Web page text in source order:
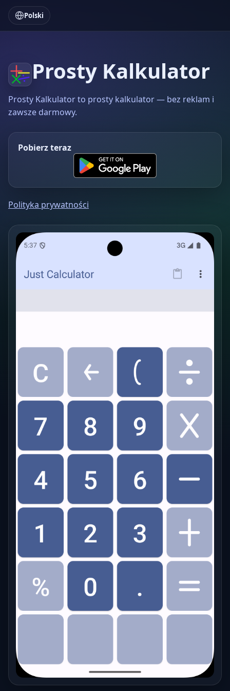
Polski
Prosty Kalkulator
Prosty Kalkulator to prosty kalkulator — bez reklam i
zawsze darmowy.
Pobierz teraz
Polityka prywatności